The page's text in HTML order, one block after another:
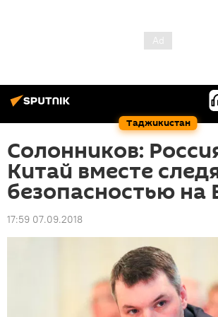
Таджикистан
Солонников:
Китай вместе
безопасностью на
17:59 07.09.2018